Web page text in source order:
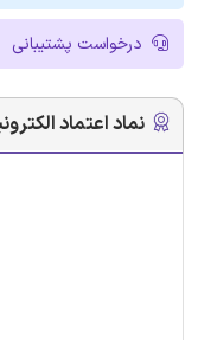
درخواست پشتیبانی
نماد اعتماد